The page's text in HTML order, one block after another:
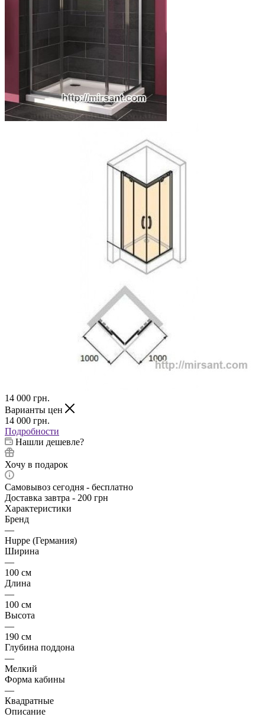
14 000 грн.
Варианты цен
14 000 грн.
Подробности
Нашли дешевле?
Хочу в подарок
Самовывоз сегодня - бесплатно
Доставка завтра - 200 грн
Характеристики
Бренд
—
Huppe (Германия)
Ширина
—
100 см
Длина
—
100 см
Высота
—
190 см
Глубина поддона
—
Мелкий
Форма кабины
—
Квадратные
Описание